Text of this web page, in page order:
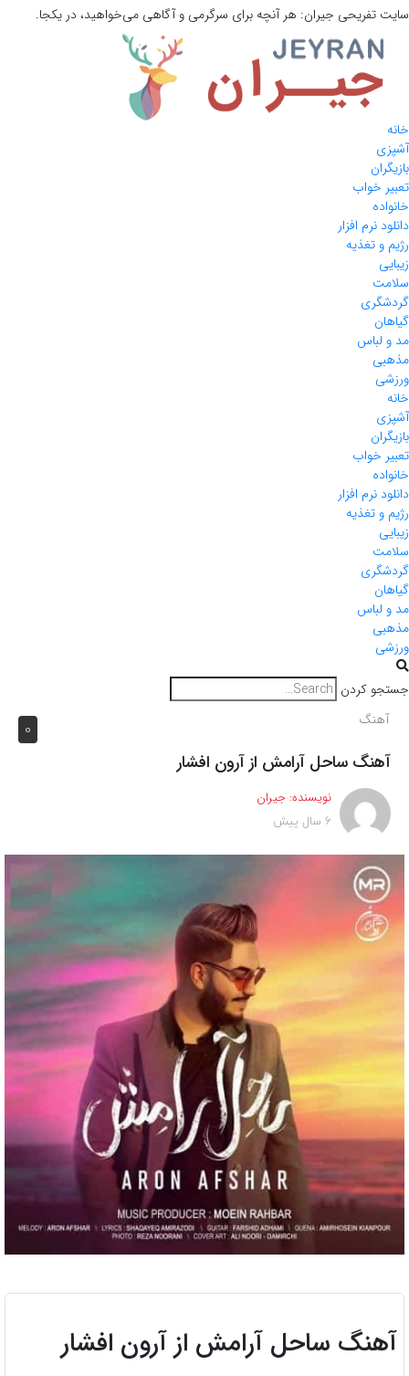
سایت تفریحی جیران: هر آنچه برای سرگرمی و آگاهی می‌خواهید، در یکجا.
خانه
آشپزی
بازیگران
تعبیر خواب
خانواده
دانلود نرم افزار
رژیم و تغذیه
زیبایی
سلامت
گردشگری
گیاهان
مد و لباس
مذهبی
ورزشی
خانه
آشپزی
بازیگران
تعبیر خواب
خانواده
دانلود نرم افزار
رژیم و تغذیه
زیبایی
سلامت
گردشگری
گیاهان
مد و لباس
مذهبی
ورزشی
جستجو کردن
0 آهنگ
آهنگ ساحل آرامش از آرون افشار
نویسنده: جیران
6 سال پیش
آهنگ ساحل آرامش از آرون افشار